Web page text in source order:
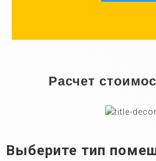
Расчет
Выберите тип